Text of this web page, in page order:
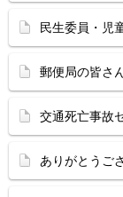
民生委員・児
郵便局の皆さ
交通死亡事故
ありがとうご